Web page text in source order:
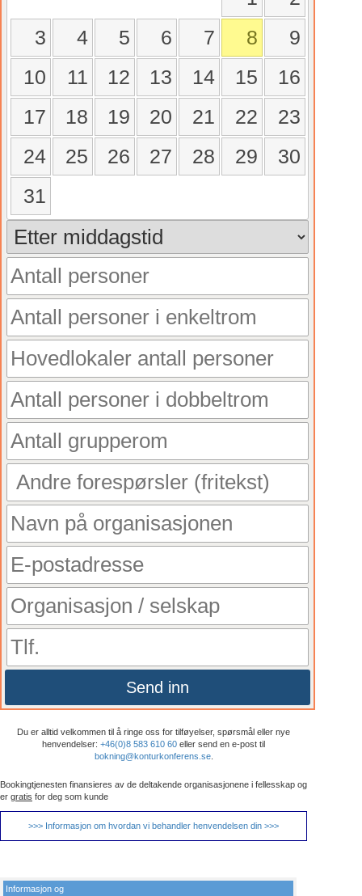
3
4 5 6 7 8
9
10
11 12 13 14 15
16
17
18 19 20 21 22
23
24
25 26 27 28 29
30
31
Send inn
Du er alltid velkommen til å ringe oss for tilføyelser, spørsmål eller nye
henvendelser: +46(0)8 583 610 60 eller send en e-post til
bokning@konturkonferens.se.
Bookingtjenesten finansieres av de deltakende organisasjonene i fellesskap og
er gratis for deg som kunde
>>> Informasjon om hvordan vi behandler henvendelsen din >>>
Informasjon og